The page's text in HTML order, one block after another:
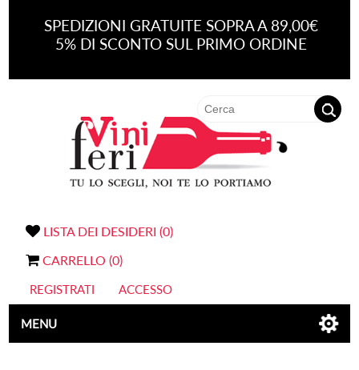
SPEDIZIONI GRATUITE SOPRA A 89,00€
5% DI SCONTO SUL PRIMO ORDINE
LISTA DEI DESIDERI (0)
CARRELLO (0)
REGISTRATI ACCESSO
MENU